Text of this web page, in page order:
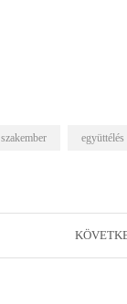
szakember együttélés